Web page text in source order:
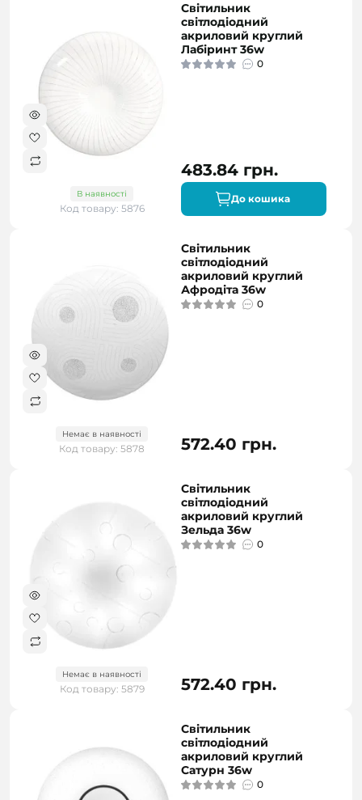
В наявності
Код товару: 5876
Світильник
світлодіодний
акриловий круглий
Лабіринт 36w
0
483.84 грн.
До кошика
Немає в наявності
Код товару: 5878
Світильник
світлодіодний
акриловий круглий
Афродіта 36w
0
572.40 грн.
Немає в наявності
Код товару: 5879
Світильник
світлодіодний
акриловий круглий
Зельда 36w
0
572.40 грн.
Світильник
світлодіодний
акриловий круглий
Сатурн 36w
0